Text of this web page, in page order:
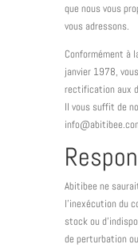
que nous vous
vous adressons.
Conformément à
janvier 1978,
rectification aux
Il vous suffit de
Abitibee ne
l’inexécution du
stock ou
de perturbation